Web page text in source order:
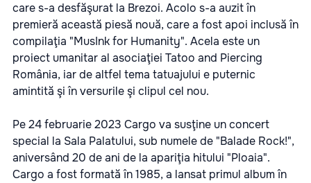
care s-a desfăşurat la Brezoi. Acolo s-a auzit în
premieră această piesă nouă, care a fost apoi inclusă în
compilaţia "MusInk for Humanity". Acela este un
proiect umanitar al asociaţiei Tatoo and Piercing
România, iar de altfel tema tatuajului e puternic
amintită şi în versurile şi clipul cel nou.
Pe 24 februarie 2023 Cargo va susţine un concert
special la Sala Palatului, sub numele de "Balade Rock!",
aniversând 20 de ani de la apariţia hitului "Ploaia".
Cargo a fost formată în 1985, a lansat primul album în